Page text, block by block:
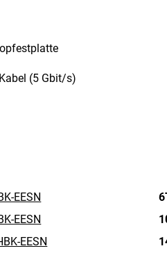
(5 Gbit/s)
EESN
EESN
EESN